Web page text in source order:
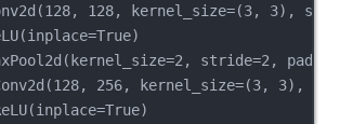
128, kernel_size=(3, 3),
stride=2,
256, kernel_size=(3, 3),